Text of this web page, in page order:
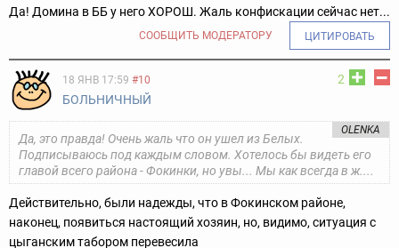
Да! Домина в ББ у него ХОРОШ. Жаль конфискации сейчас нет...
СООБЩИТЬ МОДЕРАТОРУ ЦИТИРОВАТЬ
2
18 ЯНВ 17:59 #10
БОЛЬНИЧНЫЙ
OLENKA
Да, это правда! Очень жаль что он ушел из Белых.
Подписываюсь под каждым словом. Хотелось бы видеть его
главой всего района - Фокинки, но увы... Мы как всегда в ж....
Действительно, были надежды, что в Фокинском районе,
наконец, появиться настоящий хозяин, но, видимо, ситуация с
цыганским табором перевесила